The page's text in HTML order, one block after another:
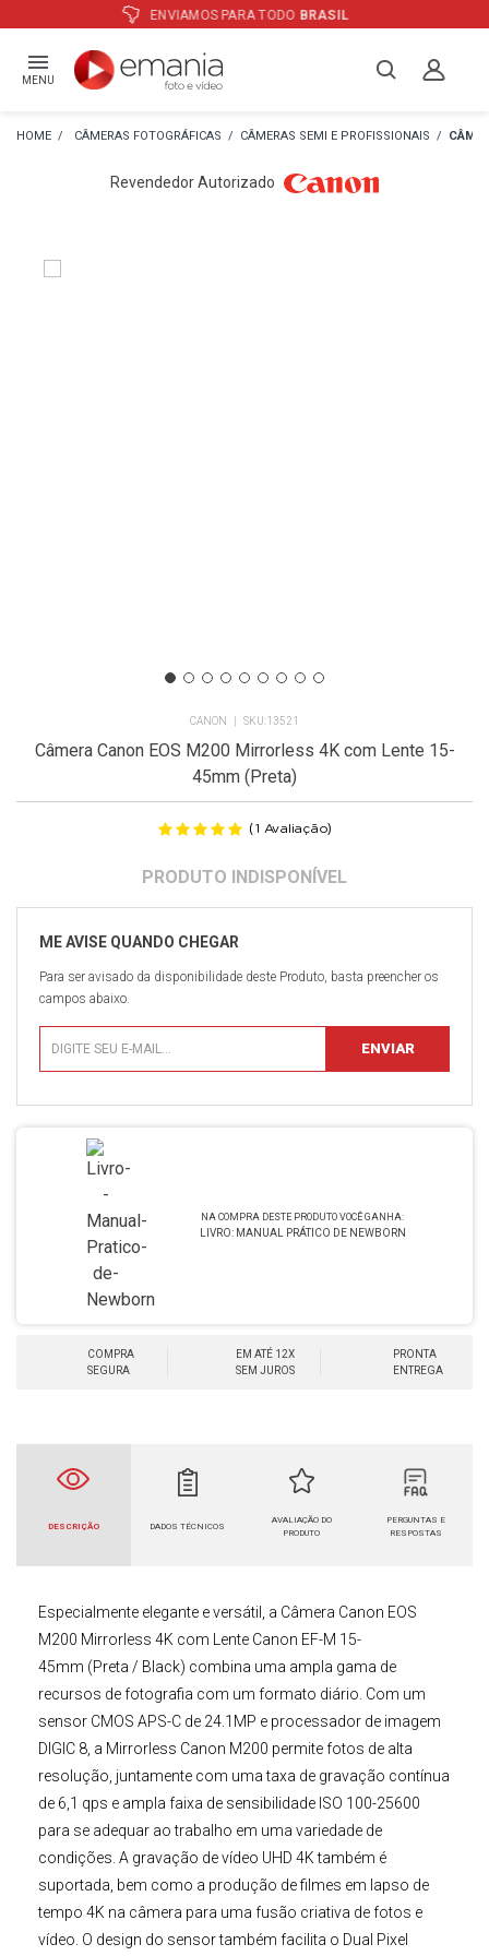
ATÉ12XE PREÇO ESPECIALNO BOLETO
MENU
CÂMERAS FOTOGRÁFICAS CÂMERAS SEMI E PROFISSIONAIS
Revendedor Autorizado
CANON 13521
Câmera Canon EOS M200 Mirrorless 4K com Lente 15-
45mm (Preta)
(1 Avaliação)
Para ser avisado da disponibilidade deste Produto, basta preencher os
campos abaixo.
LIVRO: MANUAL PRÁTICO DE NEWBORN
COMPRA
SEGURA
EM ATÉ 12X
SEM JUROS
PRONTA
ENTREGA
DESCRIÇÃO DADOS TÉCNICOS
AVALIAÇÃO DO
PRODUTO
PERGUNTAS E
RESPOSTAS
Especialmente elegante e versátil, a Câmera Canon EOS
M200 Mirrorless 4K com Lente Canon EF-M 15-
45mm (Preta / Black) combina uma ampla gama de
recursos de fotografia com um formato diário. Com um
sensor CMOS APS-C de 24.1MP e processador de imagem
DIGIC 8, a Mirrorless Canon M200 permite fotos de alta
resolução, juntamente com uma taxa de gravação contínua
de 6,1 qps e ampla faixa de sensibilidade ISO 100-25600
para se adequar ao trabalho em uma variedade de
condições. A gravação de vídeo UHD 4K também é
suportada, bem como a produção de filmes em lapso de
tempo 4K na câmera para uma fusão criativa de fotos e
vídeo. O design do sensor também facilita o Dual Pixel